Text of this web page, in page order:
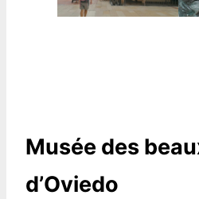
Musée des
d’Oviedo